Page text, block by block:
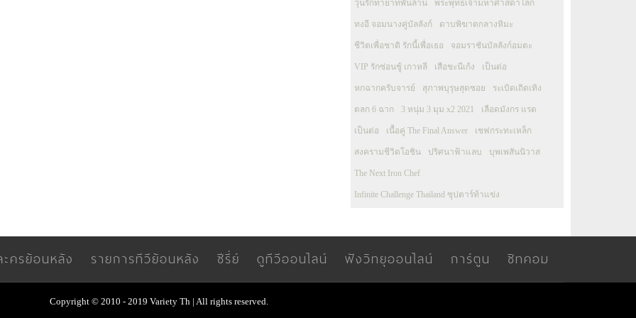
วุ่นรักทายาทพันล้าน พระพุทธเจ้ามหาศาสดาโลก
ทงอี จอมนางคู่บัลลังก์ ดาบพิฆาตกลางหิมะ
ชีวิตเพื่อชาติ รักนี้เพื่อเธอ จอมราชันบัลลังก์อมตะ
VIP รักซ่อนชู้ เกาหลี เสือชะนีเก้ง เป็นต่อ
หกฉากครับจารย์ สุภาพบุรุษสุดซอย ระเบิดเถิดเทิง
ตลก 6 ฉาก 3 หนุ่ม 3 มุม x2 2021 เลือดมังกร แรด
เป็นต่อ เนื้อคู่ The Final Answer เชฟกระทะเหล็ก
สงครามชีวิตโอชิน ปริศนาฟ้าแลบ บุพเพสันนิวาส
The Next Iron Chef
Infinite Challenge Thailand ซุปตาร์ท้าแข่ง
ะครย้อนหลัง รายการทีวีย้อนหลัง ซีรี่ย์ ดูทีวีออนไลน์ ฟังวิทยุออนไลน์ การ์ตูน ซิทคอม
Copyright © 2010 - 2019 Variety Th | All rights reserved.